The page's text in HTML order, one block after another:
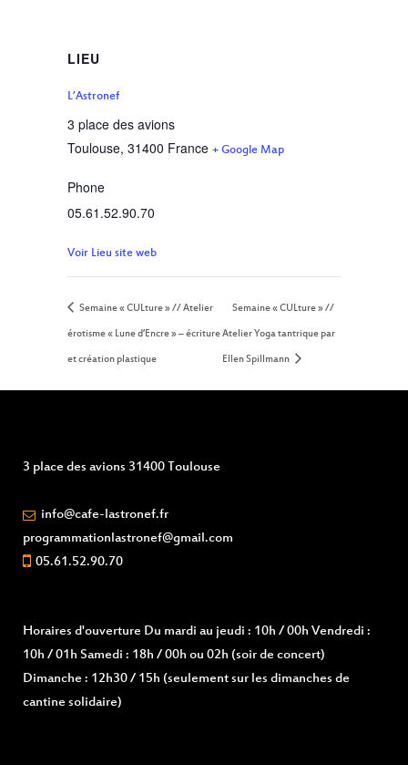
LIEU
L’Astronef
3 place des avions
Toulouse, 31400 France + Google Map
Phone
05.61.52.90.70
Voir Lieu site web
Semaine « CULture » // Atelier
érotisme « Lune d’Encre » – écriture
et création plastique
Semaine « CULture » //
Atelier Yoga tantrique par
Ellen Spillmann
3 place des avions 31400 Toulouse
info@cafe-lastronef.fr
programmationlastronef@gmail.com
05.61.52.90.70
Horaires d'ouverture Du mardi au jeudi : 10h / 00h Vendredi :
10h / 01h Samedi : 18h / 00h ou 02h (soir de concert)
Dimanche : 12h30 / 15h (seulement sur les dimanches de
cantine solidaire)